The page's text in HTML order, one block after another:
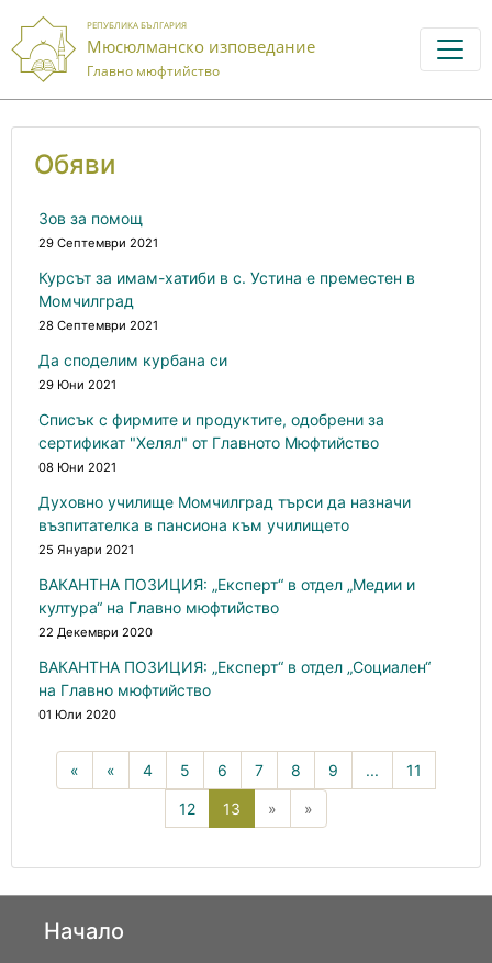
РЕПУБЛИКА БЪЛГАРИЯ
Мюсюлманско изповедание
Главно мюфтийство
Обяви
Зов за помощ
29 Септември 2021
Курсът за имам-хатиби в с. Устина е преместен в
Момчилград
28 Септември 2021
Да споделим курбана си
29 Юни 2021
Списък с фирмите и продуктите, одобрени за
сертификат "Хелял" от Главното Мюфтийство
08 Юни 2021
Духовно училище Момчилград търси да назначи
възпитателка в пансиона към училището
25 Януари 2021
ВАКАНТНА ПОЗИЦИЯ: „Експерт“ в отдел „Медии и
култура“ на Главно мюфтийство
22 Декември 2020
ВАКАНТНА ПОЗИЦИЯ: „Експерт“ в отдел „Социален“
на Главно мюфтийство
01 Юли 2020
« « 4 5 6 7 8 9 ... 11
12 1313(current)
» »
Начало